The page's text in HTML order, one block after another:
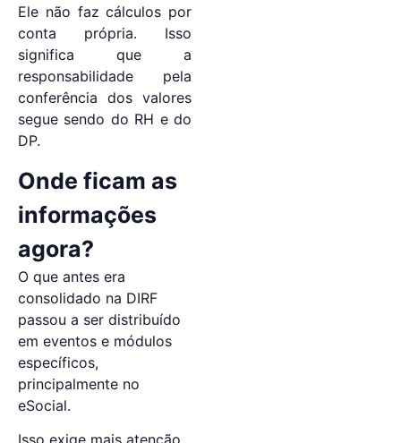
Ele não faz cálculos por
conta própria. Isso
significa que a
responsabilidade pela
conferência dos valores
segue sendo do RH e do
DP.
Onde ficam as
informações
agora?
O que antes era
consolidado na DIRF
passou a ser distribuído
em eventos e módulos
específicos,
principalmente no
eSocial.